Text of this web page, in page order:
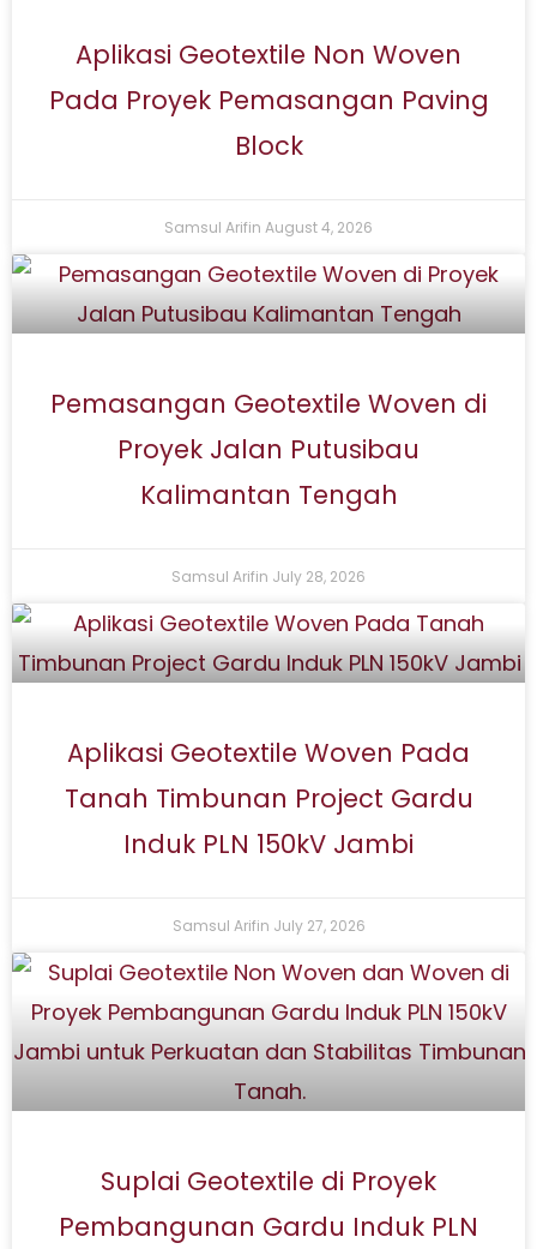
Aplikasi Geotextile Non Woven
Pada Proyek Pemasangan Paving
Block
Samsul Arifin August 4, 2026
Pemasangan Geotextile Woven di
Proyek Jalan Putusibau
Kalimantan Tengah
Samsul Arifin July 28, 2026
Aplikasi Geotextile Woven Pada
Tanah Timbunan Project Gardu
Induk PLN 150kV Jambi
Samsul Arifin July 27, 2026
Suplai Geotextile di Proyek
Pembangunan Gardu Induk PLN